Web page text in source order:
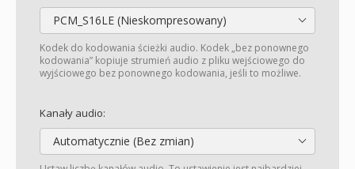
PCM_S16LE (Nieskompresowany)
Kodek do kodowania ścieżki audio. Kodek „bez ponownego
kodowania” kopiuje strumień audio z pliku wejściowego do
wyjściowego bez ponownego kodowania, jeśli to możliwe.
Kanały audio:
Automatycznie (Bez zmian)